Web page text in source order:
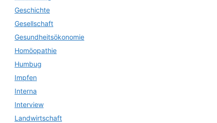
Geschichte
Gesellschaft
Gesundheitsökonomie
Homöopathie
Humbug
Impfen
Interna
Interview
Landwirtschaft